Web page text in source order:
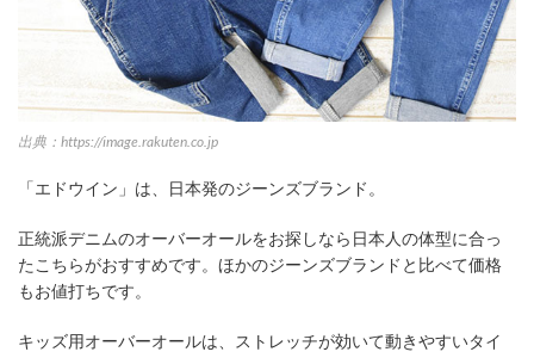
出典：https://image.rakuten.co.jp
「エドウイン」は、日本発のジーンズブランド。
正統派デニムのオーバーオールをお探しなら日本人の体型に合っ
たこちらがおすすめです。ほかのジーンズブランドと比べて価格
もお値打ちです。
キッズ用オーバーオールは、ストレッチが効いて動きやすいタイ